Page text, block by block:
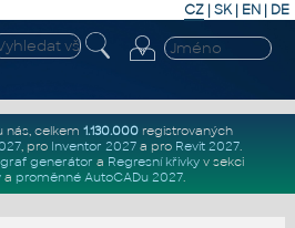
CZ | SK| EN | DE
nás, celkem 1.130.000registrovaných
, pro Inventor 2027a pro Revit 2027.
generátor a Regresní křivkyv sekci
a proměnné AutoCADu 2027.